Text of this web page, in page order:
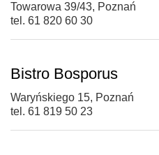
Towarowa 39/43, Poznań
tel. 61 820 60 30
Bistro Bosporus
Waryńskiego 15, Poznań
tel. 61 819 50 23